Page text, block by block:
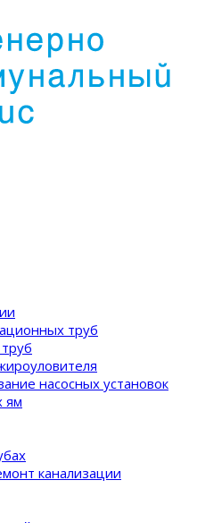
труб
насосных установок
ям
канализации